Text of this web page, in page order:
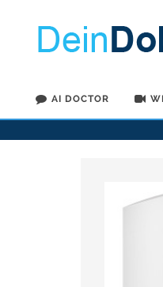
AI DOCTOR